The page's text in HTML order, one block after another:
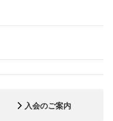
入会のご案内